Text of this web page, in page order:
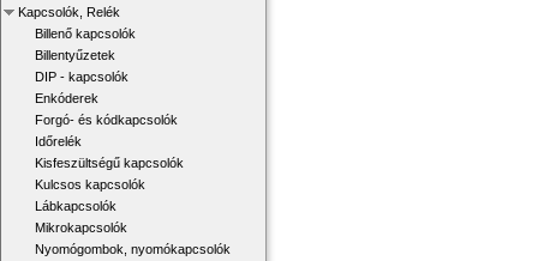
Kapcsolók, Relék
Billenő kapcsolók
Billentyűzetek
DIP - kapcsolók
Enkóderek
Forgó- és kódkapcsolók
Időrelék
Kisfeszültségű kapcsolók
Kulcsos kapcsolók
Lábkapcsolók
Mikrokapcsolók
Nyomógombok, nyomókapcsolók